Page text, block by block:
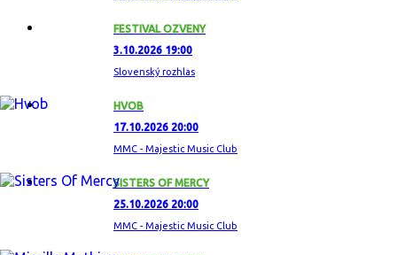
FESTIVAL OZVENY
3.10.2026 19:00
Slovenský rozhlas
HVOB
17.10.2026 20:00
MMC - Majestic Music Club
SISTERS OF MERCY
25.10.2026 20:00
MMC - Majestic Music Club